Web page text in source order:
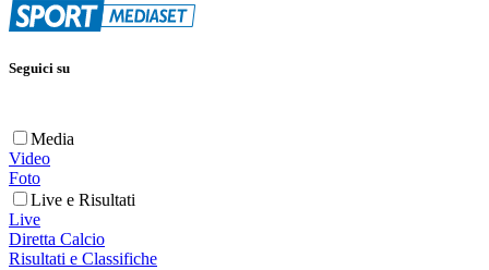
Seguici su
Media
Video
Foto
Live e Risultati
Live
Diretta Calcio
Risultati e Classifiche